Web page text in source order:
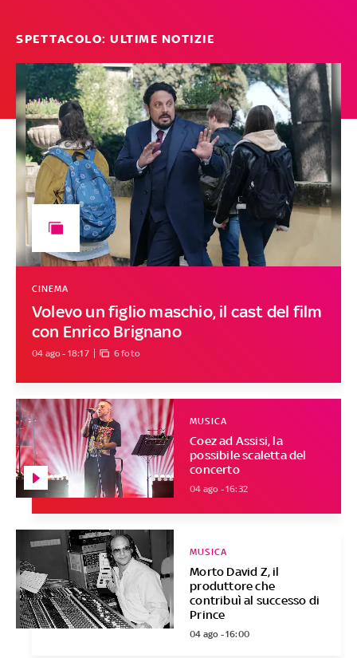
SPETTACOLO: ULTIME NOTIZIE
Volevo un figlio maschio, il cast del film
con Enrico Brignano
CINEMA
04 ago - 18:17 6 foto
Coez ad Assisi, la
possibile scaletta del
concerto
MUSICA
04 ago - 16:32
Morto David Z, il
produttore che
contribuì al successo di
Prince
MUSICA
04 ago - 16:00